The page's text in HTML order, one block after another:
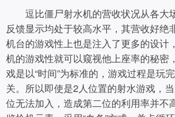
逗比僵尸射水机的营收状况从各大
反馈显示均处于较高水平，其营收好绝
机台的游戏性上也是注入了更多的设计
机的游戏性就可以窥视他上座率的秘密
戏是以“时间”为标准的，游戏过程是玩
关。所以即使是2人位置的射水游戏，
位无法加入，造成第二位的利用率并不